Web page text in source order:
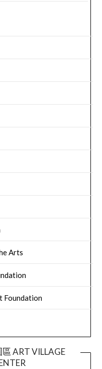
Arts
Foundation
ART VILLAGE